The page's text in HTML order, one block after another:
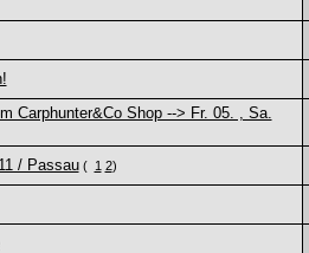
Carphunter&Co Shop --> Fr. 05. , Sa.
/ Passau( 1 2)